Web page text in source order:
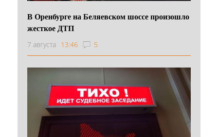
В Оренбурге на Беляевском шоссе произошло
жесткое ДТП
7 августа 13:46 5